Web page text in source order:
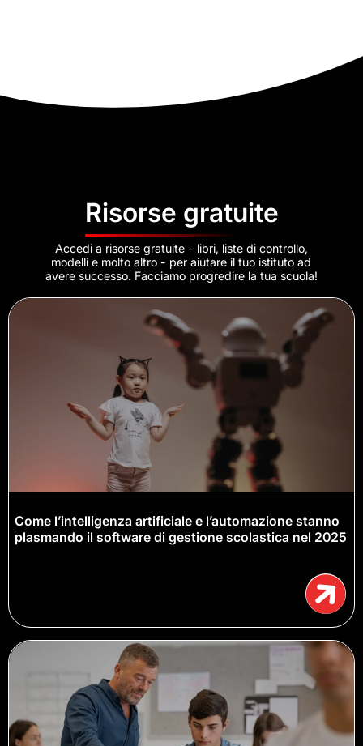
Risorse gratuite
Accedi a risorse gratuite - libri, liste di controllo,
modelli e molto altro - per aiutare il tuo istituto ad
avere successo. Facciamo progredire la tua scuola!
Come l’intelligenza artificiale e l’automazione stanno
plasmando il software di gestione scolastica nel 2025